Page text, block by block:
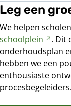
Leg een
We helpen
schoolplein
naar
een
. Dit
onderhoudsplan
hebben we een
enthousiaste
procesbegeleiders.